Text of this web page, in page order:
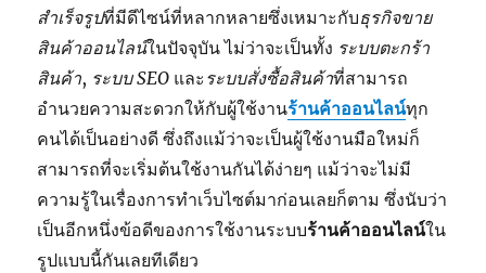
สำเร็จรูปที่มีดีไซน์ที่หลากหลายซึ่งเหมาะกับธุรกิจขาย
สินค้าออนไลน์ในปัจจุบัน ไม่ว่าจะเป็นทั้ง ระบบตะกร้า
สินค้า, ระบบ SEO และ ระบบสั่งซื้อสินค้าที่สามารถ
อำนวยความสะดวกให้กับผู้ใช้งานร้านค้าออนไลน์ทุก
คนได้เป็นอย่างดี ซึ่งถึงแม้ว่าจะเป็นผู้ใช้งานมือใหม่ก็
สามารถที่จะเริ่มต้นใช้งานกันได้ง่ายๆ แม้ว่าจะไม่มี
ความรู้ในเรื่องการทำเว็บไซต์มาก่อนเลยก็ตาม ซึ่งนับว่า
เป็นอีกหนึ่งข้อดีของการใช้งานระบบร้านค้าออนไลน์ใน
รูปแบบนี้กันเลยทีเดียว